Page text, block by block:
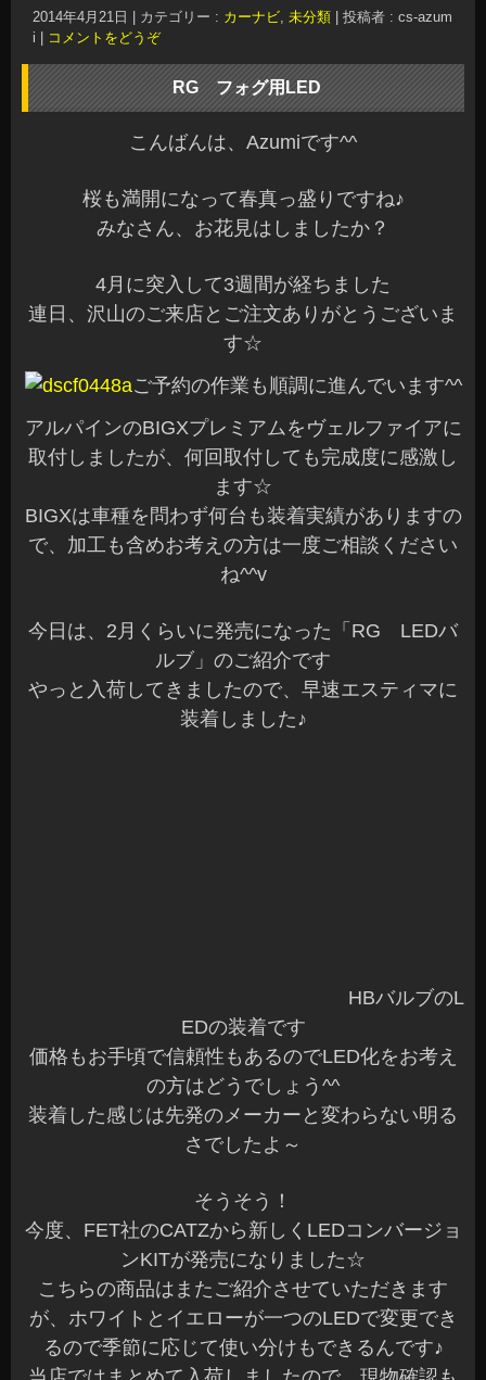
2014年4月21日 カテゴリー : カーナビ, 未分類
投稿者 : cs-azum
i
コメントをどうぞ
RG フォグ用LED
こんばんは、Azumiです^^
桜も満開になって春真っ盛りですね♪
みなさん、お花見はしましたか？
4月に突入して3週間が経ちました
連日、沢山のご来店とご注文ありがとうございま
す☆
ご予約の作業も順調に進んでいます^^
アルパインのBIGXプレミアムをヴェルファイアに
取付しましたが、何回取付しても完成度に感激し
ます☆
BIGXは車種を問わず何台も装着実績がありますの
で、加工も含めお考えの方は一度ご相談ください
ね^^v
今日は、2月くらいに発売になった「RG LEDバ
ルブ」のご紹介です
やっと入荷してきましたので、早速エスティマに
装着しました♪
ンKITが発売になりました☆
こちらの商品はまたご紹介させていただきます
が、ホワイトとイエローが一つのLEDで変更でき
るので季節に応じて使い分けもできるんです♪
当店ではまとめて入荷しましたので、現物確認も
できますよ～
りでも寄ってみてください^^
今日は、出張のタイヤ交換を含めて約80台の作業
も完了です
お手伝いしていただいたみなさん、お疲れ様でし
た☆